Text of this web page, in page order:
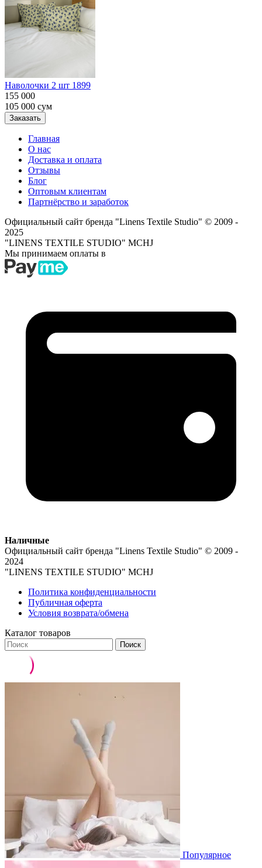
Наволочки 2 шт 1899
155 000
105 000 сум
Заказать
Главная
О нас
Доставка и оплата
Отзывы
Блог
Оптовым клиентам
Партнёрство и заработок
Официальный сайт бренда "Linens Textile Studio" © 2009 -
2025
"LINENS TEXTILE STUDIO" MCHJ
Мы принимаем оплаты в
Наличные
Официальный сайт бренда "Linens Textile Studio" © 2009 -
2024
"LINENS TEXTILE STUDIO" MCHJ
Политика конфиденциальности
Публичная оферта
Условия возврата/обмена
Каталог товаров
Поиск
Популярное